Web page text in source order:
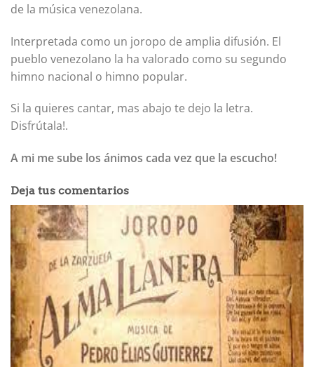
de la música venezolana.
Interpretada como un joropo de amplia difusión. El
pueblo venezolano la ha valorado como su segundo
himno nacional o himno popular.
Si la quieres cantar, mas abajo te dejo la letra.
Disfrútala!.
A mi me sube los ánimos cada vez que la escucho!
Deja tus comentarios